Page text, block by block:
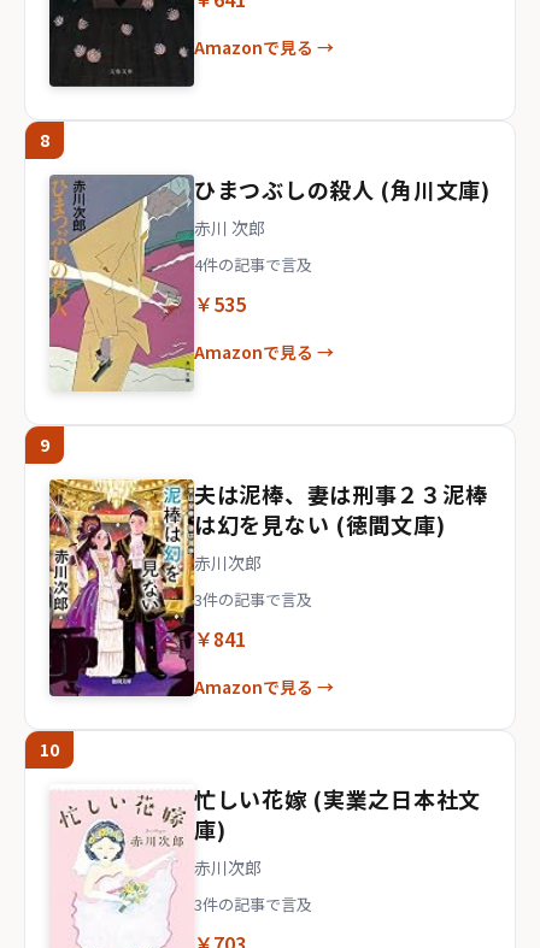
Amazonで見る →
8
ひまつぶしの殺人 (角川文庫)
赤川 次郎
4件の記事で言及
￥535
Amazonで見る →
9
夫は泥棒、妻は刑事２３泥棒
は幻を見ない (徳間文庫)
赤川次郎
3件の記事で言及
￥841
Amazonで見る →
10
忙しい花嫁 (実業之日本社文
庫)
赤川次郎
3件の記事で言及